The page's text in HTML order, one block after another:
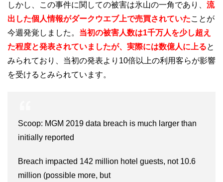
しかし、この事件に関しての被害は氷山の一角であり、 流
出した個人情報がダークウエブ上で売買されていたことが
今週発覚しました。 当初の被害人数は1千万人を少し超え
た程度と発表されていましたが、実際には数億人に上ると
みられており、当初の発表より10倍以上の利用客らが影響
を受けるとみられています。
Scoop: MGM 2019 data breach is much larger than
initially reported
Breach impacted 142 million hotel guests, not 10.6
million (possible more, but